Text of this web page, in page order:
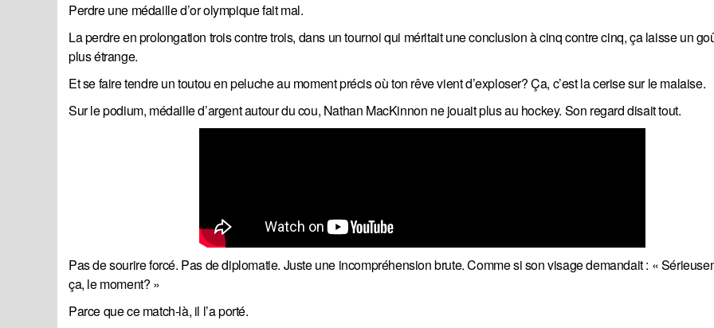
Perdre une médaille d’or olympique fait mal.
La perdre en prolongation trois contre trois, dans un tournoi qui méritait une conclusion à cinq contre cinq, ça laisse un
plus étrange.
Et se faire tendre un toutou en peluche au moment précis où ton rêve vient d’exploser? Ça, c’est la cerise sur le malaise.
Sur le podium, médaille d’argent autour du cou, Nathan MacKinnon ne jouait plus au hockey. Son regard disait tout.
Pas de sourire forcé. Pas de diplomatie. Juste une incompréhension brute. Comme si son visage demandait : «
ça, le moment? »
Parce que ce match-là, il l’a porté.